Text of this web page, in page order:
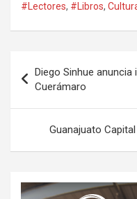
#Lectores, #Libros,
de
entradas
Diego Sinhue
Cuerámaro
Guanajuato